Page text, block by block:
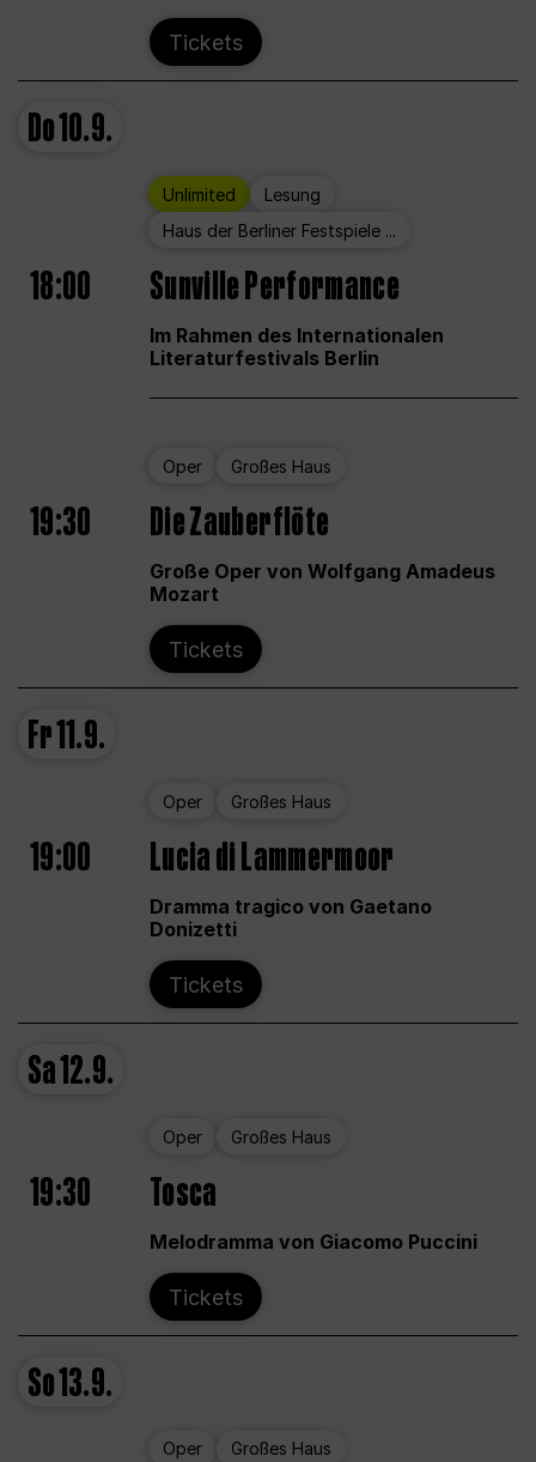
Tickets
Do10.9.
Unlimited
Lesung
Haus der Berliner Festspiele ...
18:00 Sunville Performance
Im Rahmen des Internationalen
Literaturfestivals Berlin
Oper Großes Haus
19:30 Die Zauberflöte
Große Oper von Wolfgang Amadeus
Mozart
Tickets
Fr11.9.
Oper Großes Haus
19:00 Lucia di Lammermoor
Dramma tragico von Gaetano
Donizetti
Tickets
Sa12.9.
Oper Großes Haus
19:30 Tosca
Melodramma von Giacomo Puccini
Tickets
So13.9.
Oper Großes Haus